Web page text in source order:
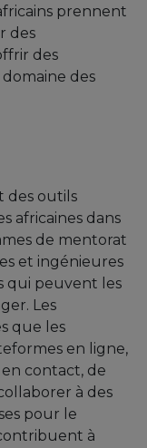
prennent
des
des
des
des outils
africaines dans
de mentorat
et ingénieures
qui peuvent les
Les
que les
en ligne,
contact, de
à des
pour le
à